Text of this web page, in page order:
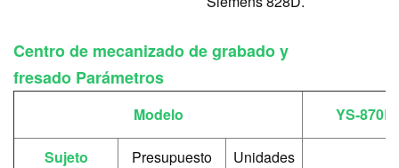
Centro de mecanizado de grabado y
fresado Parámetros
Modelo YS-870B
Sujeto Presupuesto Unidades